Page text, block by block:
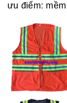
ưu điểm: